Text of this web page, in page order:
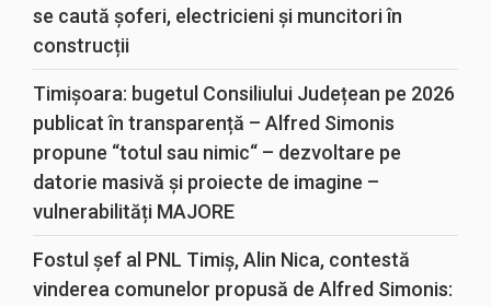
se caută șoferi, electricieni și muncitori în
construcții
Timișoara: bugetul Consiliului Județean pe 2026
publicat în transparență – Alfred Simonis
propune “totul sau nimic“ – dezvoltare pe
datorie masivă și proiecte de imagine –
vulnerabilități MAJORE
Fostul șef al PNL Timiș, Alin Nica, contestă
vinderea comunelor propusă de Alfred Simonis: